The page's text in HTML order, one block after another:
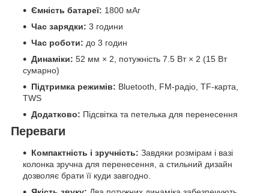
Ємність батареї: 1800 мАг
Час зарядки: 3 години
Час роботи: до 3 годин
Динаміки: 52 мм × 2, потужність 7.5 Вт × 2 (15 Вт
сумарно)
Підтримка режимів: Bluetooth, FM-радіо, TF-карта,
TWS
Додатково: Підсвітка та петелька для перенесення
Переваги
Компактність і зручність: Завдяки розмірам і вазі
колонка зручна для перенесення, а стильний дизайн
дозволяє брати її куди завгодно.